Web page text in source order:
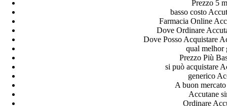
Prezzo 5
basso costo
Farmacia Online
Dove Ordinare
Dove Posso Acquistare
qual melhor
Prezzo Più
si può acquistare
generico
A buon
Accutane
Ordinare
Categories